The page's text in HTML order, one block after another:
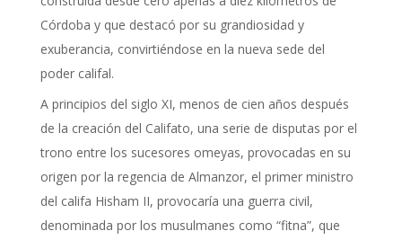
Córdoba y que destacó por su grandiosidad y
exuberancia, convirtiéndose en la nueva sede del
poder califal.
A principios del siglo XI, menos de cien años después
de la creación del Califato, una serie de disputas por el
trono entre los sucesores omeyas, provocadas en su
origen por la regencia de Almanzor, el primer ministro
del califa Hisham II, provocaría una guerra civil,
denominada por los musulmanes como “fitna”, que